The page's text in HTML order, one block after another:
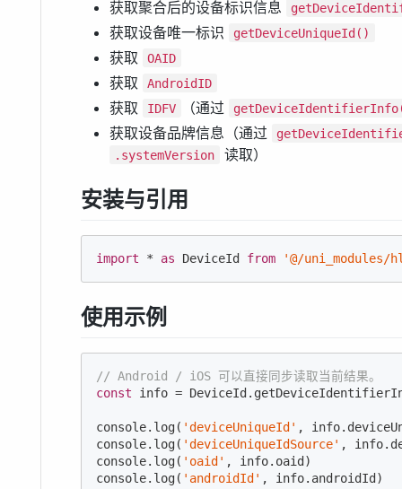
获取聚合后的设备标识信息
获取设备唯一标识 getDeviceUniqueId()
获取 OAID
获取 AndroidID
获取 IDFV （通过
获取设备品牌信息（通过
.systemVersion
读取）
安装与引用
import * as DeviceId from '@/
使用示例
// Android / iOS 可以直接同步读取当前结果。
const info =
console.log( 'deviceUniqueId'
console.log( 'deviceUniqueIdSource'
console.log( 'oaid'
console.log( 'androidId'